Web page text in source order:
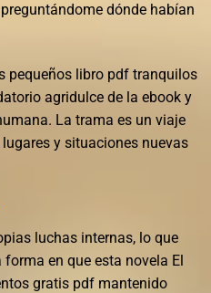
dónde habían
pequeños libro pdf tranquilos
agridulce de la ebook y
La trama es un viaje
y situaciones nuevas
luchas internas, lo que
en que esta novela El
gratis pdf mantenido